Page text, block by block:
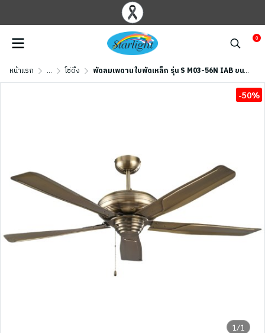
0
หน้าแรก ... โซ่ดึง พัดลมเพดาน ใบพัดเหล็ก รุ่น S M03-56N IAB ขนาด 56 นิ้ว สีทองรมดำ
1/1
-50%